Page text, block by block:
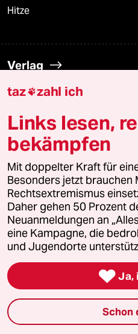
Hitze
Verlag
Hausblog
Die Seitenwende
Stellen
Presse
Unterstützen
abo
taz zahl ich
Links lesen,
bekämpfen
Mit doppelter Kraft für
Besonders jetzt brauchen
Rechtsextremismus
Daher gehen 50 Prozent
Neuanmeldungen an
eine Kampagne, die
und Jugendorte
 Ja,
Schon